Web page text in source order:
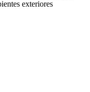
exteriores